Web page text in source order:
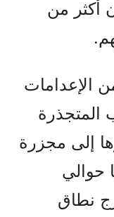
أكثر من
الإعدامات
المتجذرة
إلى مجزرة
حوالي
نطاق